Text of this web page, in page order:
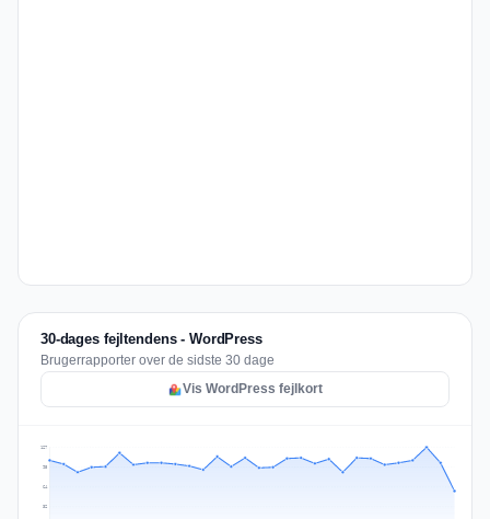
30-dages fejltendens - WordPress
Brugerrapporter over de sidste 30 dage
Vis WordPress fejlkort
32
64
95
127